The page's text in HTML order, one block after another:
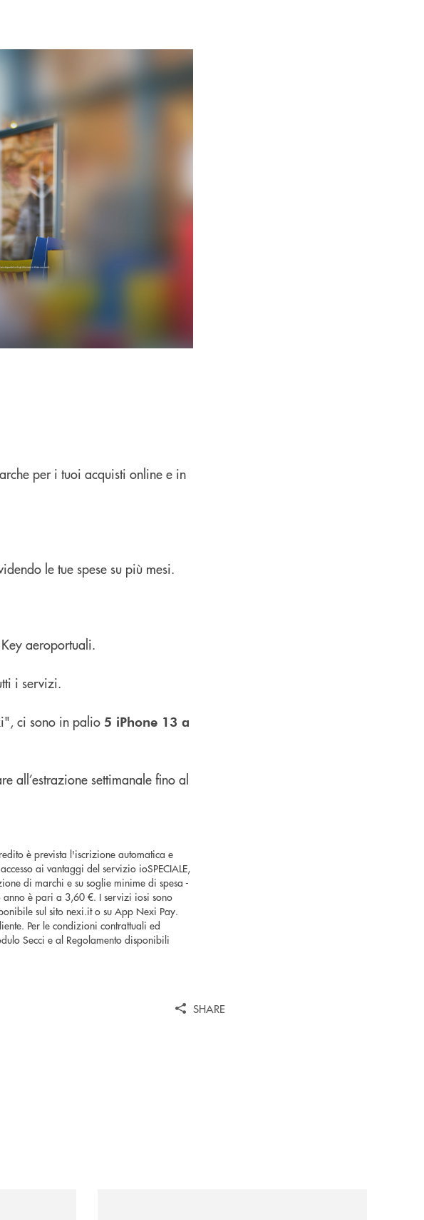
per i tuoi acquisti online e in
le tue spese su più mesi.
aeroportuali.
i servizi.
ci sono in palio 5 iPhone 13 a
all’estrazione settimanale fino al
è prevista l'iscrizione automatica e
ai vantaggi del servizio ioSPECIALE,
di marchi e su soglie minime di spesa -
anno è pari a 3,60 €. I servizi iosi sono
sul sito nexi.it o su App Nexi Pay.
Per le condizioni contrattuali ed
Secci e al Regolamento disponibili
SHARE